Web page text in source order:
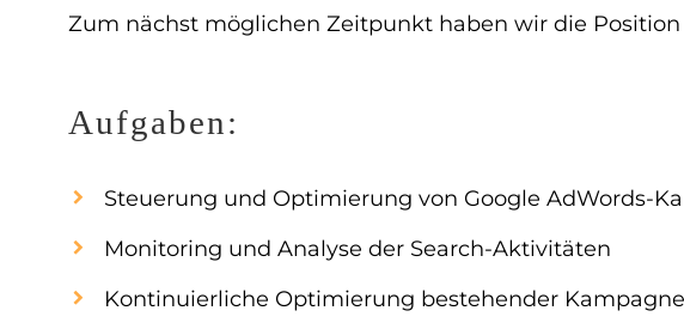
Zum nächst möglichen Zeitpunkt haben wir die Position
Aufgaben:
Steuerung und Optimierung von Google AdWords-
Monitoring und Analyse der Search-Aktivitäten
Kontinuierliche Optimierung bestehender